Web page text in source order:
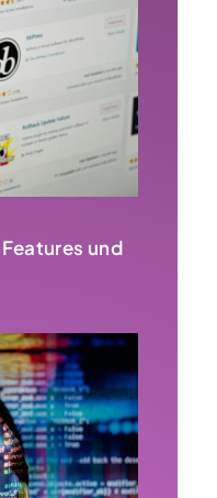
und